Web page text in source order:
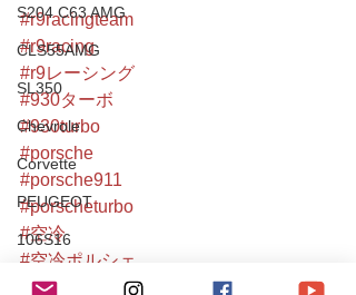
S204 C63 AMG
CLS55AMG
SL350
Chevrole
Corvette
PEUGEOT
106S16
Mitsubishi
#r9racingteam
#r9racing
#r9レーシング
#930ターボ
#930turbo
#porsche
#porsche911
#porscheturbo
#空冷
#空冷ポルシェ
#aircooled